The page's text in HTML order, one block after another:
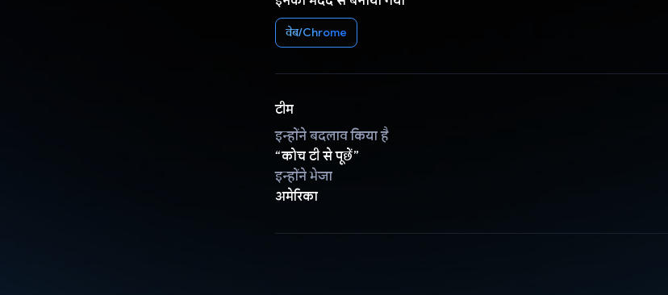
वेब/Chrome
टीम
इन्होंने बदलाव किया है
“कोच टी से पूछें”
इन्होंने भेजा
अमेरिका